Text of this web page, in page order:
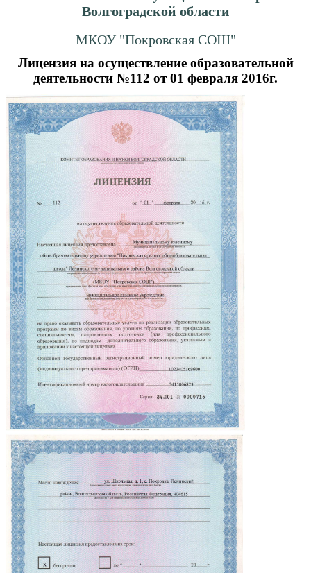
Волгоградской области
МКОУ "Покровская СОШ"
Лицензия на осуществление образовательной
деятельности №112 от 01 февраля 2016г.